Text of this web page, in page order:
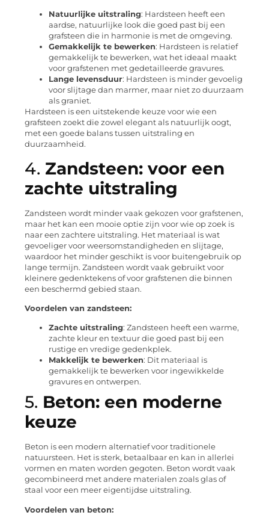
Natuurlijke uitstraling: Hardsteen heeft een
aardse, natuurlijke look die goed past bij een
grafsteen die in harmonie is met de omgeving.
Gemakkelijk te bewerken: Hardsteen is relatief
gemakkelijk te bewerken, wat het ideaal maakt
voor grafstenen met gedetailleerde gravures.
Lange levensduur: Hardsteen is minder gevoelig
voor slijtage dan marmer, maar niet zo duurzaam
als graniet.
Hardsteen is een uitstekende keuze voor wie een
grafsteen zoekt die zowel elegant als natuurlijk oogt,
met een goede balans tussen uitstraling en
duurzaamheid.
4. Zandsteen: voor een
zachte uitstraling
Zandsteen wordt minder vaak gekozen voor grafstenen,
maar het kan een mooie optie zijn voor wie op zoek is
naar een zachtere uitstraling. Het materiaal is wat
gevoeliger voor weersomstandigheden en slijtage,
waardoor het minder geschikt is voor buitengebruik op
lange termijn. Zandsteen wordt vaak gebruikt voor
kleinere gedenktekens of voor grafstenen die binnen
een beschermd gebied staan.
Voordelen van zandsteen:
Zachte uitstraling: Zandsteen heeft een warme,
zachte kleur en textuur die goed past bij een
rustige en vredige gedenkplek.
Makkelijk te bewerken: Dit materiaal is
gemakkelijk te bewerken voor ingewikkelde
gravures en ontwerpen.
5. Beton: een moderne
keuze
Beton is een modern alternatief voor traditionele
natuursteen. Het is sterk, betaalbaar en kan in allerlei
vormen en maten worden gegoten. Beton wordt vaak
gecombineerd met andere materialen zoals glas of
staal voor een meer eigentijdse uitstraling.
Voordelen van beton: